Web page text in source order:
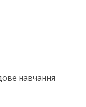
навчання